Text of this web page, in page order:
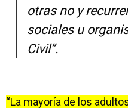
otras no y
sociales u
Civil”.
“La mayoría de los